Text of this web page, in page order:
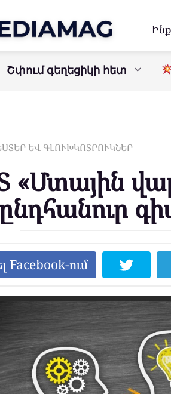
Շփում գեղեցիկի հետ
ԵՎ ԳԼՈՒԽԿՈՏՐՈՒԿՆԵՐ
«Մտային
ընդհանուր
Facebook-ում